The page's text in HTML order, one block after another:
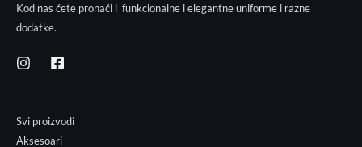
Kod nas ćete pronaći i funkcionalne i elegantne uniforme i razne
dodatke.
Svi proizvodi
Aksesoari